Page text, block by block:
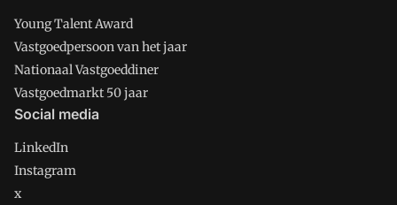
Young Talent Award
Vastgoedpersoon van het jaar
Nationaal Vastgoeddiner
Vastgoedmarkt 50 jaar
Social media
LinkedIn
Instagram
x